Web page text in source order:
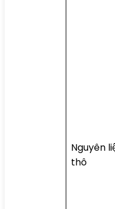
Nguyên
thô